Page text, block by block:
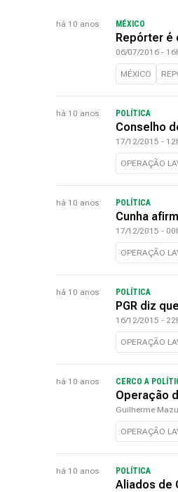
há 10 anos MÉXICO
Repórter é
06/07/2016 -
MÉXICO
há 10 anos POLÍTICA
Conselho
17/12/2015 -
OPERAÇÃO
há 10 anos POLÍTICA
Cunha
17/12/2015 -
OPERAÇÃO
há 10 anos POLÍTICA
PGR diz
16/12/2015 -
OPERAÇÃO
há 10 anos CERCO A
Operação
Guilherme
OPERAÇÃO
há 10 anos POLÍTICA
Aliados de